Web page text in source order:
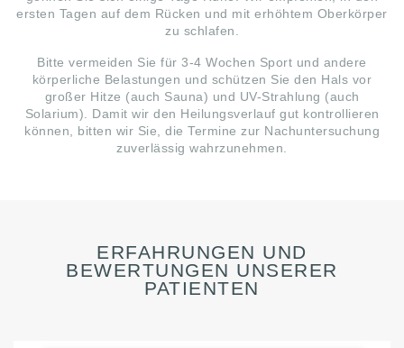
ersten Tagen auf dem Rücken und mit erhöhtem Oberkörper
zu schlafen.
Bitte vermeiden Sie für 3-4 Wochen Sport und andere
körperliche Belastungen und schützen Sie den Hals vor
großer Hitze (auch Sauna) und UV-Strahlung (auch
Solarium). Damit wir den Heilungsverlauf gut kontrollieren
können, bitten wir Sie, die Termine zur Nachuntersuchung
zuverlässig wahrzunehmen.
ERFAHRUNGEN UND
BEWERTUNGEN UNSERER
PATIENTEN